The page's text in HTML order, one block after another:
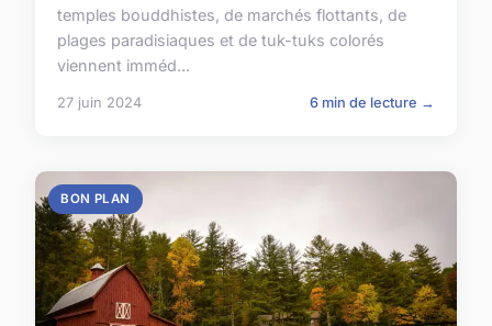
temples bouddhistes, de marchés flottants, de
plages paradisiaques et de tuk-tuks colorés
viennent imméd...
27 juin 2024 6 min de lecture →
BON PLAN